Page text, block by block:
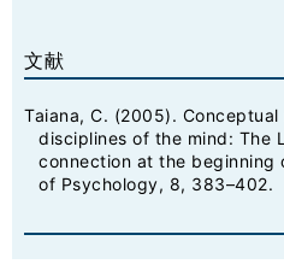
文献
Taiana, C. (2005).
disciplines of the mind: The
connection at the
of Psychology, 8, 383–402.